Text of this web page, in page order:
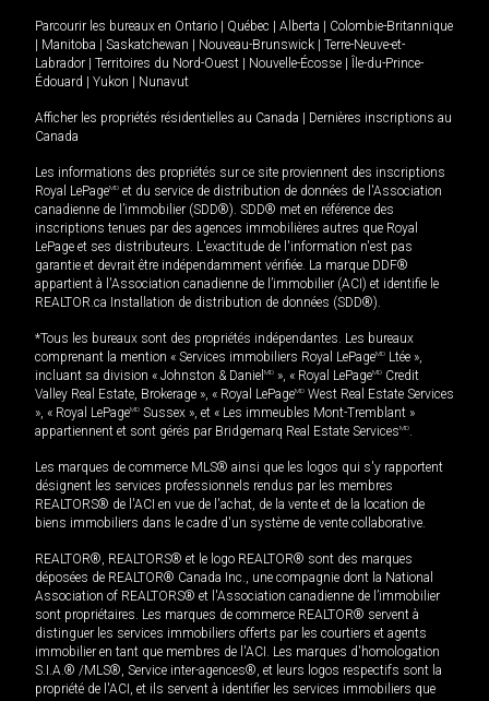
Parcourir les bureaux en Ontario Québec Alberta
Colombie-Britannique
Manitoba Saskatchewan Nouveau-Brunswick
Terre-Neuve-et-
Labrador
Territoires du Nord-Ouest Nouvelle-Écosse
Île-du-Prince-
Édouard
Yukon Nunavut
Afficher les propriétés résidentielles au Canada
Dernières inscriptions au
Canada
Les informations des propriétés sur ce site proviennent des inscriptions
Royal LePageMD et du service de distribution de données de l'Association
canadienne de l’immobilier (SDD®). SDD® met en référence des
inscriptions tenues par des agences immobilières autres que Royal
LePage et ses distributeurs. L'exactitude de l'information n'est pas
garantie et devrait être indépendamment vérifiée. La marque DDF®
appartient à l'Association canadienne de l’immobilier (ACI) et identifie le
REALTOR.ca Installation de distribution de données (SDD®).
*Tous les bureaux sont des propriétés indépendantes. Les bureaux
comprenant la mention « Services immobiliers Royal LePageMD Ltée »,
incluant sa division « Johnston & Daniel MD », « Royal LePageMD Credit
Valley Real Estate, Brokerage », « Royal LePageMD West Real Estate Services
», « Royal LePageMD Sussex », et « Les immeubles Mont-Tremblant »
appartiennent et sont gérés par Bridgemarq Real Estate ServicesMD.
Les marques de commerce MLS® ainsi que les logos qui s'y rapportent
désignent les services professionnels rendus par les membres
REALTORS® de l'ACI en vue de l'achat, de la vente et de la location de
biens immobiliers dans le cadre d'un système de vente collaborative.
REALTOR®, REALTORS® et le logo REALTOR® sont des marques
déposées de REALTOR® Canada Inc., une compagnie dont la National
Association of REALTORS® et l'Association canadienne de l’immobilier
sont propriétaires. Les marques de commerce REALTOR® servent à
distinguer les services immobiliers offerts par les courtiers et agents
immobilier en tant que membres de l'ACI. Les marques d'homologation
S.I.A.® /MLS®, Service inter-agences®, et leurs logos respectifs sont la
propriété de l'ACI, et ils servent à identifier les services immobiliers que